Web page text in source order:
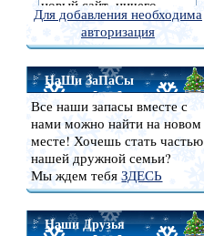
Для добавления необходима
авторизация
НаШи ЗаПаСы
Все наши запасы вместе с
нами можно найти на новом
месте! Хочешь стать частью
нашей дружной семьи?
Мы ждем тебяЗДЕСЬ
Наши Друзья